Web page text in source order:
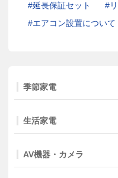
延長保証セット
エアコン設置について
季節家電
生活家電
AV機器・カメラ